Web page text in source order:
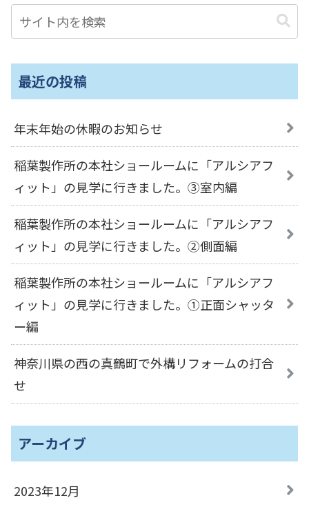
最近の投稿
年末年始の休暇のお知らせ
稲葉製作所の本社ショールームに「アルシアフ
ィット」の見学に行きました。③室内編
稲葉製作所の本社ショールームに「アルシアフ
ィット」の見学に行きました。②側面編
稲葉製作所の本社ショールームに「アルシアフ
ィット」の見学に行きました。①正面シャッタ
ー編
神奈川県の西の真鶴町で外構リフォームの打合
せ
アーカイブ
2023年12月